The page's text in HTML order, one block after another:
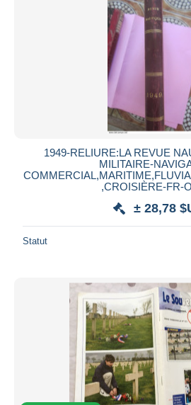
1949-RELIURE:LA REVUE
MILITAIRE-
,CROISIÈRE-FR-
± 28,78
Statut